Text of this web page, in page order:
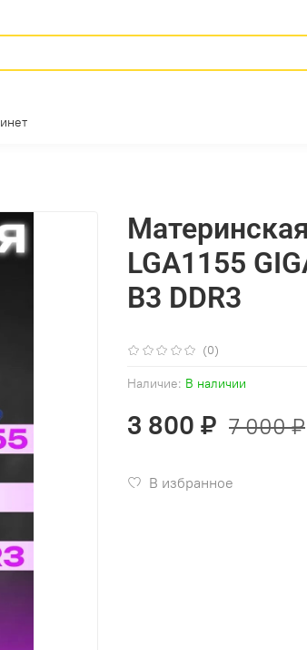
(0)
Наличие: В наличии
LGA1155
B3 DDR3
3 800 ₽ 7 000 ₽
В избранное